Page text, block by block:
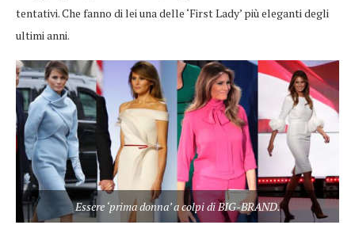
tentativi. Che fanno di lei una delle ‘First Lady’ più eleganti degli
ultimi anni.
Essere ‘prima donna’ a colpi di BIG-BRAND.